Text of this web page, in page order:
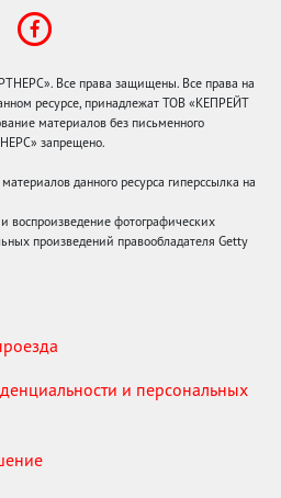
Все права защищены. Все права на
ресурсе, принадлежат ТОВ «КЕПРЕЙТ
материалов без письменного
запрещено.
данного ресурса гиперссылка на
воспроизведение фотографических
произведений правообладателя Getty
и персональных